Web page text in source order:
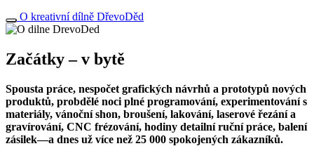
O kreativní dílně DřevoDěd
Začátky – v bytě
Spousta práce, nespočet grafických návrhů a prototypů nových
produktů, probdělé noci plné programování, experimentování s
materiály, vánoční shon, broušení, lakování, laserové řezání a
gravírování, CNC frézování, hodiny detailní ruční práce, balení
zásilek—a dnes už více než 25 000 spokojených zákazníků.